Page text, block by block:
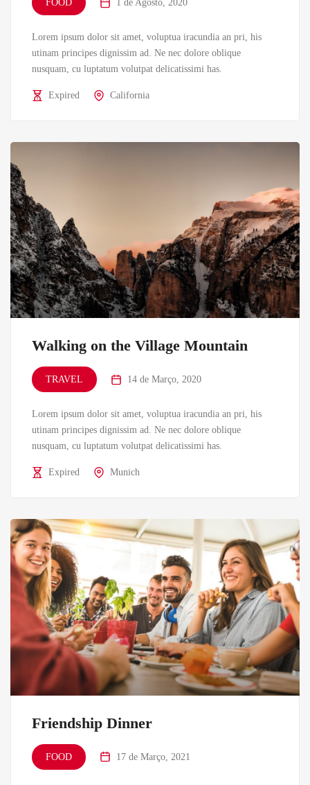
FOOD 1 de Agosto, 2020
Lorem ipsum dolor sit amet, voluptua iracundia an pri, his
utinam principes dignissim ad. Ne nec dolore oblique
nusquam, cu luptatum volutpat delicatissimi has.
Expired California
Walking on the Village Mountain
TRAVEL 14 de Março, 2020
Lorem ipsum dolor sit amet, voluptua iracundia an pri, his
utinam principes dignissim ad. Ne nec dolore oblique
nusquam, cu luptatum volutpat delicatissimi has.
Expired Munich
Friendship Dinner
FOOD 17 de Março, 2021